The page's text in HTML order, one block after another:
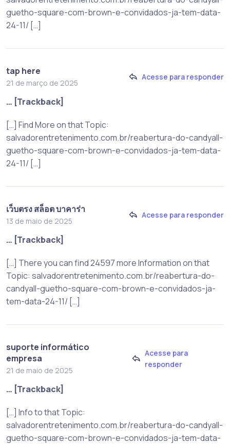
guetho-square-com-brown-e-convidados-ja-tem-data-
24-11/ […]
tap here
21 de março de 2025
Acesse para responder
… [Trackback]
[…] Find More on that Topic:
salvadorentretenimento.com.br/reabertura-do-candyall-
guetho-square-com-brown-e-convidados-ja-tem-data-
24-11/ […]
เว็บตรง สล็อต บาคาร่า
13 de maio de 2025
Acesse para responder
… [Trackback]
[…] There you can find 24597 more Information on that
Topic: salvadorentretenimento.com.br/reabertura-do-
candyall-guetho-square-com-brown-e-convidados-ja-
tem-data-24-11/ […]
suporte informático
empresa
21 de maio de 2025
Acesse para
responder
… [Trackback]
[…] Info to that Topic:
salvadorentretenimento.com.br/reabertura-do-candyall-
guetho-square-com-brown-e-convidados-ja-tem-data-